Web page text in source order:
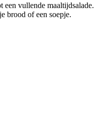
een vullende maaltijdsalade.
brood of een soepje.